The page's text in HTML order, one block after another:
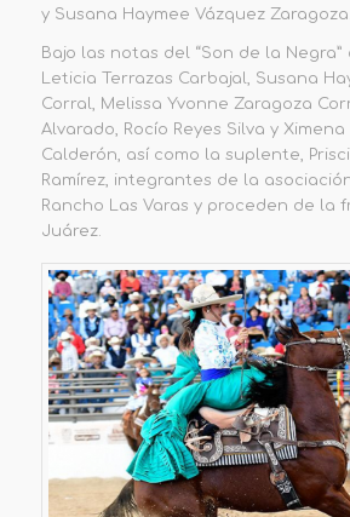
y Susana Haymee Vázquez Zaragoza.
Bajo las notas del “Son de la
Leticia Terrazas Carbajal, Susana
Corral, Melissa Yvonne Zaragoza
Alvarado, Rocío Reyes Silva y Ximena
Calderón, así como la suplente,
Ramírez, integrantes de la
Rancho Las Varas y proceden de la
Juárez.